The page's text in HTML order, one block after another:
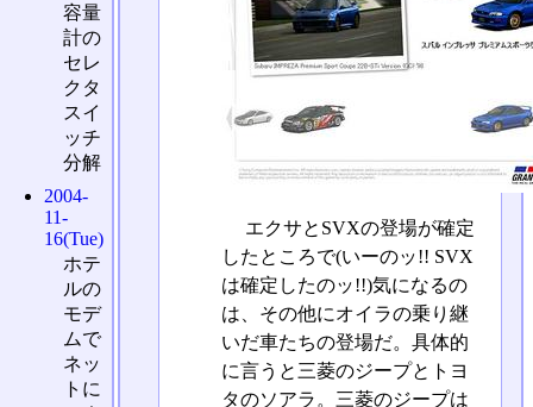
エクサとSVXの登場が確定
したところで(いーのッ!! SVX
は確定したのッ!!)気になるの
は、その他にオイラの乗り継
いだ車たちの登場だ。具体的
に言うと三菱のジープとトヨ
タのソアラ。三菱のジープは
容量
計の
セレ
クタ
スイ
ッチ
分解
2004-
11-
16(Tue)
ホテ
ルの
モデ
ムで
ネッ
トに